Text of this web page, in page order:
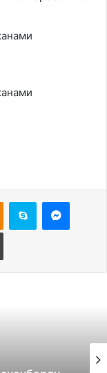
Одноклассники
Skype
Печатать